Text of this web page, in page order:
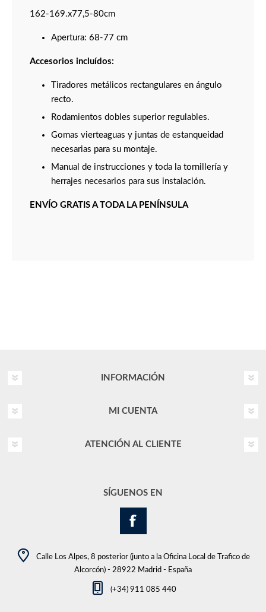
162-169.x77,5-80cm
Apertura: 68-77 cm
Accesorios incluídos:
Tiradores metálicos rectangulares en ángulo
recto.
Rodamientos dobles superior regulables.
Gomas vierteaguas y juntas de estanqueidad
necesarias para su montaje.
Manual de instrucciones y toda la tornillería y
herrajes necesarios para sus instalación.
ENVÍO GRATIS A TODA LA PENÍNSULA
INFORMACIÓN
MI CUENTA
ATENCIÓN AL CLIENTE
SÍGUENOS EN
Calle Los Alpes, 8 posterior (junto a la Oficina Local de Trafico de
Alcorcón) - 28922 Madrid - España
(+34) 911 085 440